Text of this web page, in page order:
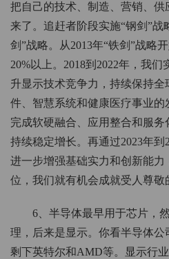
把自己的技术、制造、营销、
来了。追赶者阶段实施“钢剑”战
剑”战略。从2013年“铁剑”战略
20%以上。2018到2022年，我
升显示技术竞争力，持续保持
件、智慧系统和健康医疗事业的
完成软硬融合、应用整合和服
持续稳定增长。再通过2023年到
进一步增强基础实力和创新能
位，我们就有机会成就受人尊敬
6、半导体最早用于芯片，
理，后来是显示。你看半导体公
剩下英特尔和AMD等。显示行